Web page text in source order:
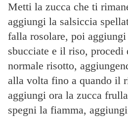
Metti la zucca che ti
aggiungi la salsiccia
falla rosolare, poi aggiungi
sbucciate e il riso, procedi
normale risotto,
alla volta fino a quando il
aggiungi ora la zucca
spegni la fiamma,